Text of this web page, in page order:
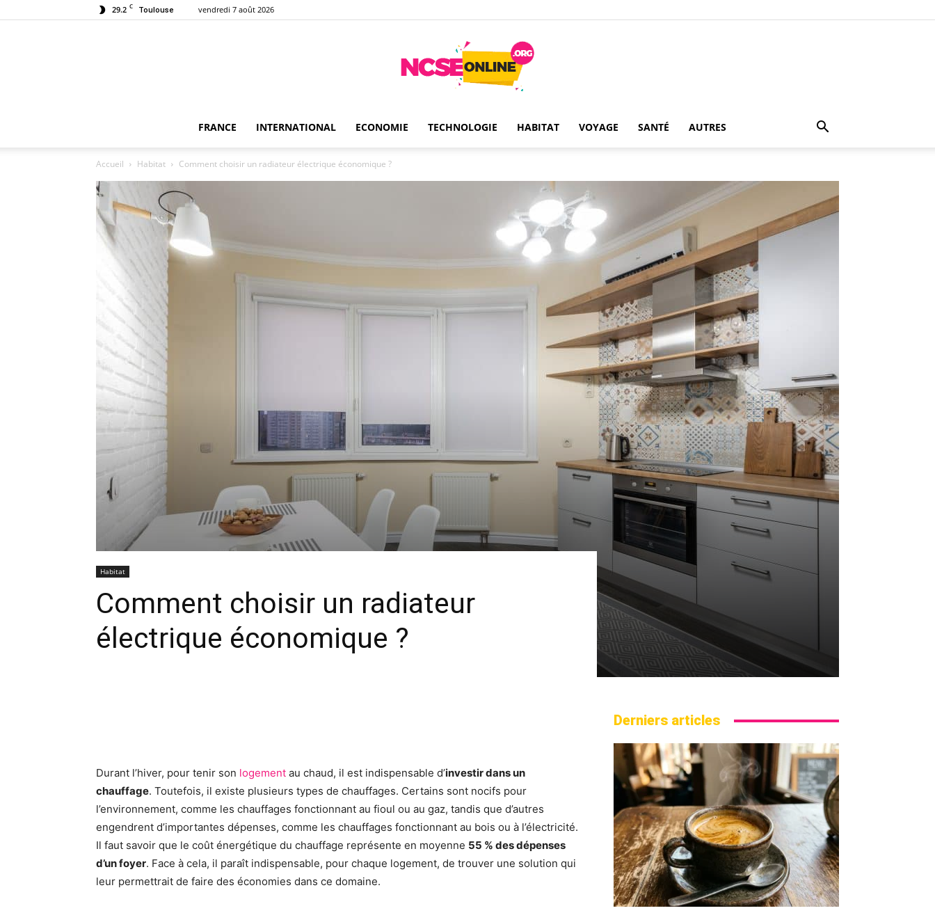
29.2 C Toulouse vendredi 7 août 2026
FRANCE INTERNATIONAL ECONOMIE TECHNOLOGIE HABITAT VOYAGE SANTÉ AUTRES
Accueil Habitat Comment choisir un radiateur électrique économique ?
Habitat
Comment choisir un radiateur
électrique économique ?
Durant l’hiver, pour tenir son logement au chaud, il est indispensable d’investir dans un
chauffage. Toutefois, il existe plusieurs types de chauffages. Certains sont nocifs pour
l’environnement, comme les chauffages fonctionnant au fioul ou au gaz, tandis que d’autres
engendrent d’importantes dépenses, comme les chauffages fonctionnant au bois ou à l’électricité.
Il faut savoir que le coût énergétique du chauffage représente en moyenne 55 % des dépenses
d’un foyer. Face à cela, il paraît indispensable, pour chaque logement, de trouver une solution qui
leur permettrait de faire des économies dans ce domaine.
Derniers articles